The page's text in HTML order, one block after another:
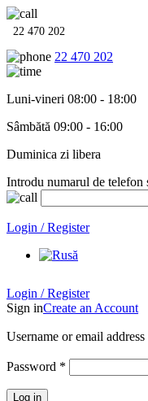
22 470 202
22 470 202
Luni-vineri 08:00 - 18:00
Sâmbătă 09:00 - 16:00
Duminica zi libera
Introdu numarul de telefon
Login / Register
Login / Register
Sign inCreate an Account
Username or email address
Password *
Log in